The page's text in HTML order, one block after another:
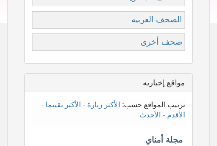
الصحف العربيه
صحف أخرى
مواقع إخباريه
ترتيب المواقع حسب: الأكثر زيارة - الأكثر تقييما -
الأقدم - الأحدث
مجلة أمناي